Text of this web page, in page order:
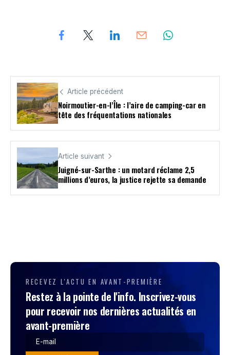
Article précédent
Noirmoutier-en-l’Île : l’aire de camping-car en
tête des fréquentations nationales
Article suivant
Juigné-sur-Sarthe : un motard réclame 2,5
millions d’euros, la justice rejette sa demande
RECEVEZ L'ACTU EN AVANT-PREMIÈRE
Restez à la pointe de l'info. Inscrivez-vous
pour recevoir nos dernières actualités en
avant-première